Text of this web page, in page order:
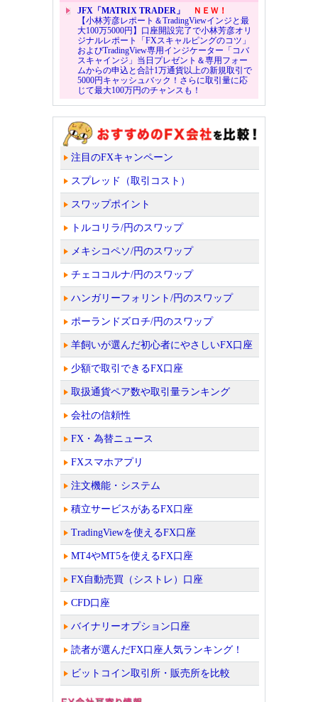
JFX「MATRIX TRADER」
ＮＥＷ！
【小林芳彦レポート＆TradingViewインジと最
大100万5000円】口座開設完了で小林芳彦オリ
ジナルレポート「FXスキャルピングのコツ」
およびTradingView専用インジケーター「コバ
スキャインジ」当日プレゼント＆専用フォー
ムからの申込と合計1万通貨以上の新規取引で
5000円キャッシュバック！さらに取引量に応
じて最大100万円のチャンスも！
注目のFXキャンペーン
スプレッド（取引コスト）
スワップポイント
トルコリラ/円のスワップ
メキシコペソ/円のスワップ
チェココルナ/円のスワップ
ハンガリーフォリント/円のスワップ
ポーランドズロチ/円のスワップ
羊飼いが選んだ初心者にやさしいFX口座
少額で取引できるFX口座
取扱通貨ペア数や取引量ランキング
会社の信頼性
FX・為替ニュース
FXスマホアプリ
注文機能・システム
積立サービスがあるFX口座
TradingViewを使えるFX口座
MT4やMT5を使えるFX口座
FX自動売買（シストレ）口座
CFD口座
バイナリーオプション口座
読者が選んだFX口座人気ランキング！
ビットコイン取引所・販売所を比較